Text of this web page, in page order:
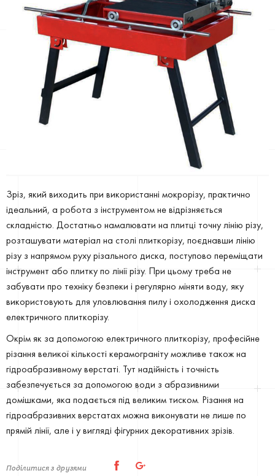
Зріз, який виходить при використанні мокрорізу, практично
ідеальний, а робота з інструментом не відрізняється
складністю. Достатньо намалювати на плитці точну лінію різу,
розташувати матеріал на столі плиткорізу, поєднавши лінію
різу з напрямом руху різального диска, поступово переміщати
інструмент або плитку по лінії різу. При цьому треба не
забувати про техніку безпеки і регулярно міняти воду, яку
використовують для уловлювання пилу і охолодження диска
електричного плиткорізу.
Окрім як за допомогою електричного плиткорізу, професійне
різання великої кількості керамограніту можливе також на
гідроабразивному верстаті. Тут надійність і точність
забезпечується за допомогою води з абразивними
домішками, яка подається під великим тиском. Різання на
гідроабразивних верстатах можна виконувати не лише по
прямій лінії, але і у вигляді фігурних декоративних зрізів.
Поділитися з друзями